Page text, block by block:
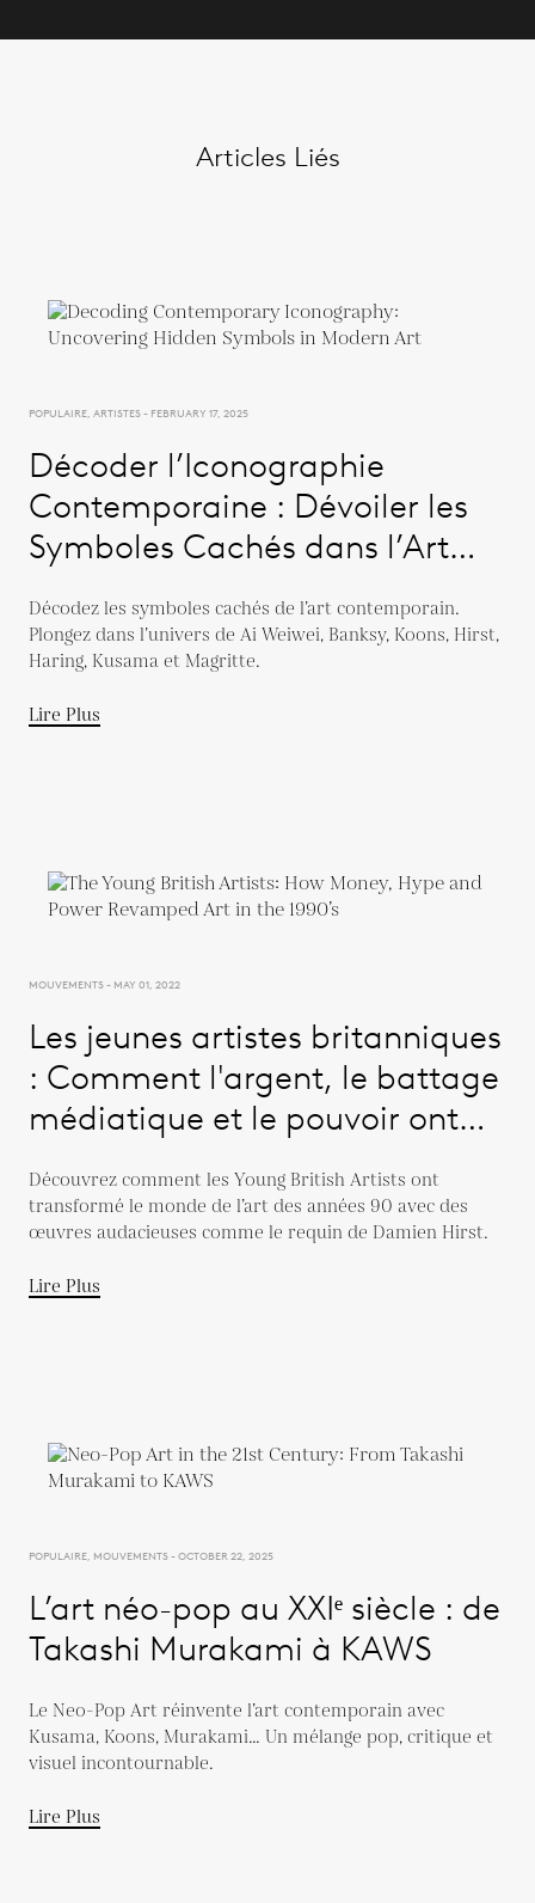
Articles Liés
POPULAIRE, ARTISTES - FEBRUARY 17, 2025
Décoder l’Iconographie
Contemporaine : Dévoiler les
Symboles Cachés dans l’Art
Décodez les symboles cachés de l’art contemporain.
Plongez dans l’univers de Ai Weiwei, Banksy, Koons, Hirst,
Haring, Kusama et Magritte.
Lire Plus
MOUVEMENTS - MAY 01, 2022
Les jeunes artistes britanniques
: Comment l'argent, le battage
médiatique et le pouvoir ont
1990
Découvrez comment les Young British Artists ont
transformé le monde de l’art des années 90 avec des
œuvres audacieuses comme le requin de Damien Hirst.
Lire Plus
POPULAIRE, MOUVEMENTS - OCTOBER 22, 2025
L’art néo-pop au XXIᵉ siècle : de
Takashi Murakami à KAWS
Le Neo-Pop Art réinvente l’art contemporain avec
Kusama, Koons, Murakami… Un mélange pop, critique et
visuel incontournable.
Lire Plus